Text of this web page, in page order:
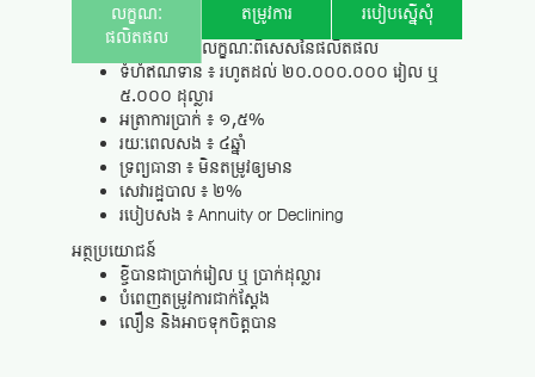
លក្ខណៈ
ផលិតផល
តម្រូវការ
របៀបស្នើសុំ
លក្ខណៈពិសេសនៃផលិតផល
ទំហំឥណទាន ៖ រហូតដល់ ២០.០០០.០០០ រៀល ឬ
៥.០០០ ដុល្លារ
អត្រាការប្រាក់ ៖ ១,៥%
រយៈពេលសង ៖ ៤ឆ្នាំ
ទ្រព្យធានា ៖ មិនតម្រូវឲ្យមាន
សេវារដ្ឋបាល ៖ ២%
របៀបសង ៖ Annuity or Declining
អត្ថប្រយោជន៍
ខ្ចីបានជាប្រាក់រៀល ឬ ប្រាក់ដុល្លារ
បំពេញតម្រូវការជាក់ស្តែង
លឿន និងអាចទុកចិត្តបាន